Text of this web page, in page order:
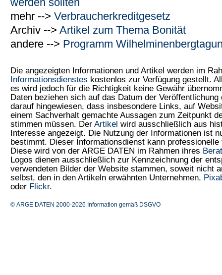
werden sollten
mehr --> Verbraucherkreditgesetz
Archiv --> Artikel zum Thema Bonität
andere --> Programm
Die angezeigten Informationen und Artikel werden im
Informationsdienstes kostenlos zur Verfügung gestellt.
es wird jedoch für die Richtigkeit keine Gewähr
Daten beziehen sich auf das Datum der
darauf hingewiesen, dass insbesondere Links, auf
einem Sachverhalt gemachte Aussagen zum Zeitpunkt
stimmen müssen. Der Artikel wird ausschließlich aus
Interesse angezeigt. Die Nutzung der Informationen ist
bestimmt. Dieser Informationsdienst kann
Diese wird von der ARGE DATEN im Rahmen ihres
Logos dienen ausschließlich zur Kennzeichnung der
verwendeten Bilder der Website stammen, soweit nicht
selbst, den in den Artikeln erwähnten Unternehmen,
oder Flickr.
© ARGE DATEN 2000-2026 Information gemäß DSGVO